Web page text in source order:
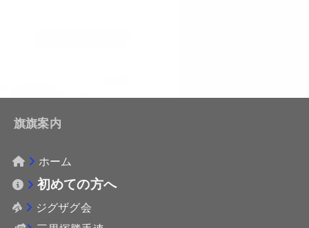
旗旗案内
ホーム
初めての方へ
ジグザグ会